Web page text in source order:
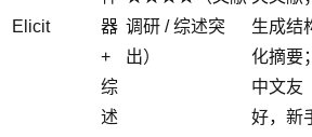
Elicit
器
+
综
述
调研 / 综述突
出）
生成结
化摘要；
中文友
好，新